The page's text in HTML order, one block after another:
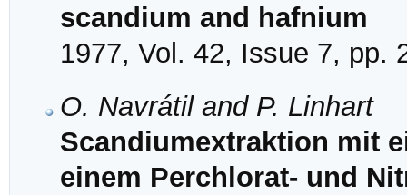
scandium and hafnium
1977, Vol. 42, Issue 7, pp.
O. Navrátil and P. Linhart
Scandiumextraktion mit
einem Perchlorat- und